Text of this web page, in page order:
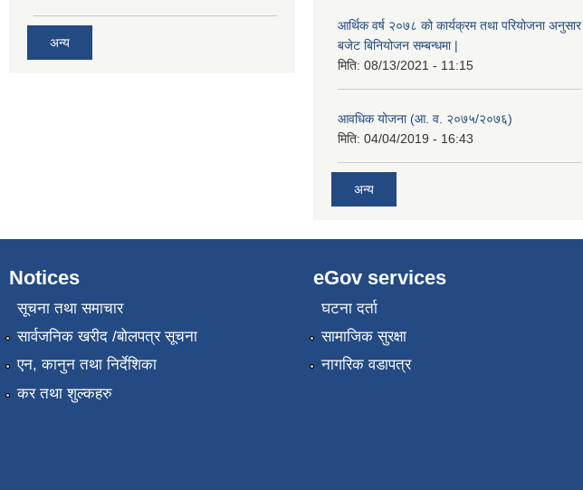
अन्य
आर्थिक वर्ष २०७८ को कार्यक्रम तथा परियोजना अनुसार
बजेट बिनियोजन सम्बन्धमा |
मिति: 08/13/2021 - 11:15
आवधिक योजना (आ. व. २०७५/२०७६)
मिति: 04/04/2019 - 16:43
अन्य
Notices
सूचना तथा समाचार
सार्वजनिक खरीद /बोलपत्र सूचना
एन, कानुन तथा निर्देशिका
कर तथा शुल्कहरु
eGov services
घटना दर्ता
सामाजिक सुरक्षा
नागरिक वडापत्र